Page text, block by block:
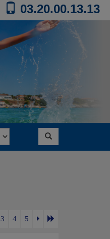
03.20.00.13.13
3 4 5